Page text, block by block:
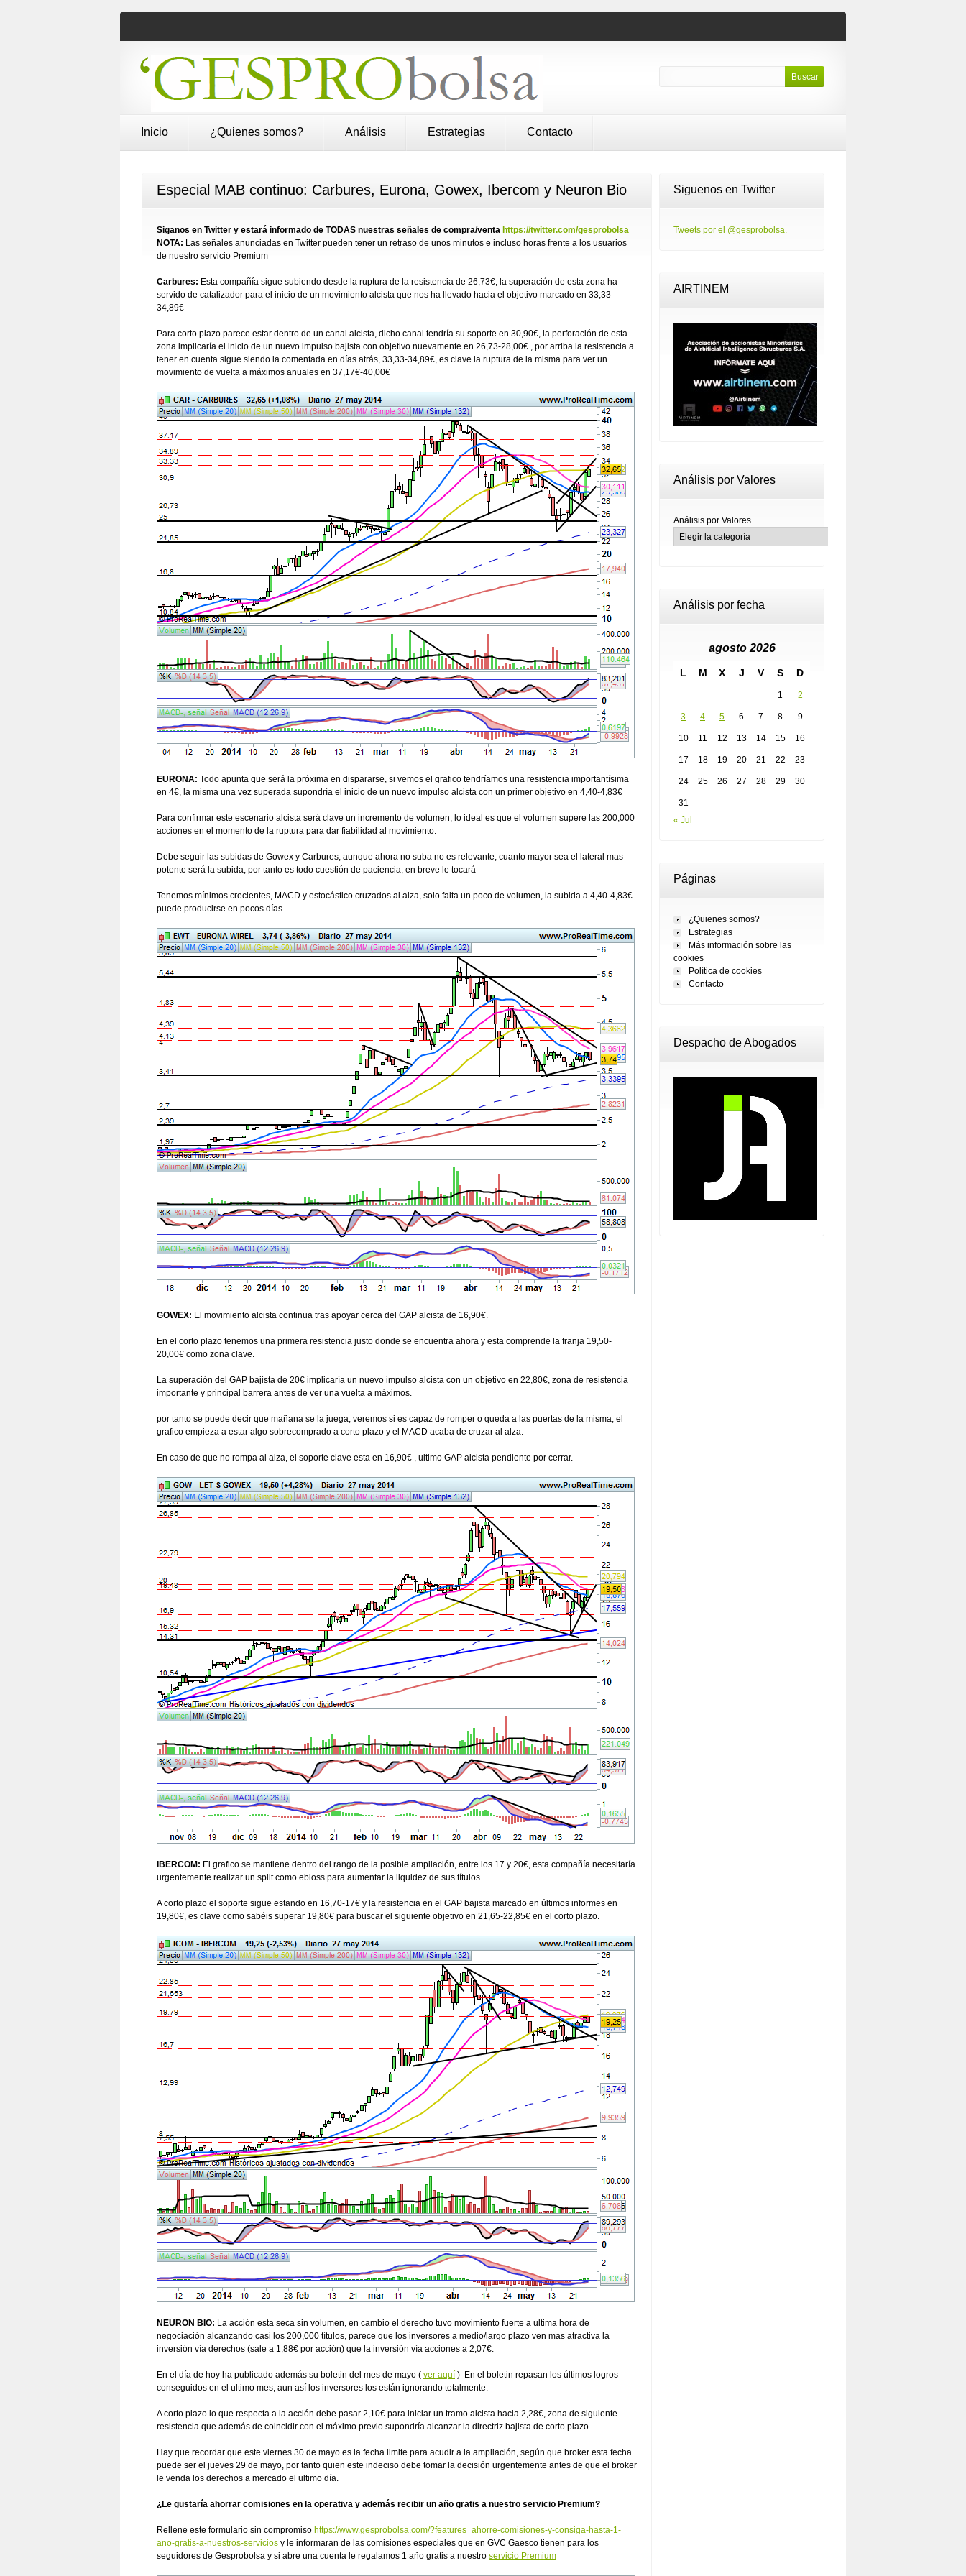
Inicio ¿Quienes somos? Análisis Estrategias Contacto
Especial MAB continuo: Carbures, Eurona, Gowex, Ibercom y Neuron Bio
Siganos en Twitter y estará informado de TODAS nuestras señales de compra/venta https://twitter.com/gesprobolsa
NOTA: Las señales anunciadas en Twitter pueden tener un retraso de unos minutos e incluso horas frente a los usuarios
de nuestro servicio Premium
Carbures: Esta compañía sigue subiendo desde la ruptura de la resistencia de 26,73€, la superación de esta zona ha
servido de catalizador para el inicio de un movimiento alcista que nos ha llevado hacia el objetivo marcado en 33,33-
34,89€
Para corto plazo parece estar dentro de un canal alcista, dicho canal tendría su soporte en 30,90€, la perforación de esta
zona implicaría el inicio de un nuevo impulso bajista con objetivo nuevamente en 26,73-28,00€ , por arriba la resistencia a
tener en cuenta sigue siendo la comentada en días atrás, 33,33-34,89€, es clave la ruptura de la misma para ver un
movimiento de vuelta a máximos anuales en 37,17€-40,00€
EURONA: Todo apunta que será la próxima en dispararse, si vemos el grafico tendríamos una resistencia importantísima
en 4€, la misma una vez superada supondría el inicio de un nuevo impulso alcista con un primer objetivo en 4,40-4,83€
Para confirmar este escenario alcista será clave un incremento de volumen, lo ideal es que el volumen supere las 200,000
acciones en el momento de la ruptura para dar fiabilidad al movimiento.
Debe seguir las subidas de Gowex y Carbures, aunque ahora no suba no es relevante, cuanto mayor sea el lateral mas
potente será la subida, por tanto es todo cuestión de paciencia, en breve le tocará
Tenemos mínimos crecientes, MACD y estocástico cruzados al alza, solo falta un poco de volumen, la subida a 4,40-4,83€
puede producirse en pocos días.
GOWEX: El movimiento alcista continua tras apoyar cerca del GAP alcista de 16,90€.
En el corto plazo tenemos una primera resistencia justo donde se encuentra ahora y esta comprende la franja 19,50-
20,00€ como zona clave.
La superación del GAP bajista de 20€ implicaría un nuevo impulso alcista con un objetivo en 22,80€, zona de resistencia
importante y principal barrera antes de ver una vuelta a máximos.
por tanto se puede decir que mañana se la juega, veremos si es capaz de romper o queda a las puertas de la misma, el
grafico empieza a estar algo sobrecomprado a corto plazo y el MACD acaba de cruzar al alza.
En caso de que no rompa al alza, el soporte clave esta en 16,90€ , ultimo GAP alcista pendiente por cerrar.
IBERCOM: El grafico se mantiene dentro del rango de la posible ampliación, entre los 17 y 20€, esta compañía necesitaría
urgentemente realizar un split como ebioss para aumentar la liquidez de sus títulos.
A corto plazo el soporte sigue estando en 16,70-17€ y la resistencia en el GAP bajista marcado en últimos informes en
19,80€, es clave como sabéis superar 19,80€ para buscar el siguiente objetivo en 21,65-22,85€ en el corto plazo.
NEURON BIO: La acción esta seca sin volumen, en cambio el derecho tuvo movimiento fuerte a ultima hora de
negociación alcanzando casi los 200,000 títulos, parece que los inversores a medio/largo plazo ven mas atractiva la
inversión vía derechos (sale a 1,88€ por acción) que la inversión vía acciones a 2,07€.
En el día de hoy ha publicado además su boletin del mes de mayo ( ver aquí ) En el boletin repasan los últimos logros
conseguidos en el ultimo mes, aun así los inversores los están ignorando totalmente.
A corto plazo lo que respecta a la acción debe pasar 2,10€ para iniciar un tramo alcista hacia 2,28€, zona de siguiente
resistencia que además de coincidir con el máximo previo supondría alcanzar la directriz bajista de corto plazo.
Hay que recordar que este viernes 30 de mayo es la fecha limite para acudir a la ampliación, según que broker esta fecha
puede ser el jueves 29 de mayo, por tanto quien este indeciso debe tomar la decisión urgentemente antes de que el broker
le venda los derechos a mercado el ultimo día.
¿Le gustaría ahorrar comisiones en la operativa y además recibir un año gratis a nuestro servicio Premium?
Rellene este formulario sin compromiso https://www.gesprobolsa.com/?features=ahorre-comisiones-y-consiga-hasta-1-
ano-gratis-a-nuestros-servicios y le informaran de las comisiones especiales que en GVC Gaesco tienen para los
seguidores de Gesprobolsa y si abre una cuenta le regalamos 1 año gratis a nuestro servicio Premium
Siguenos en Twitter
Tweets por el @gesprobolsa.
AIRTINEM
Análisis por Valores
Análisis por Valores
Análisis por fecha
agosto 2026
L M X J V S D
1 2
3 4 5 6 7 8 9
10 11 12 13 14 15 16
17 18 19 20 21 22 23
24 25 26 27 28 29 30
31
« Jul
Páginas
¿Quienes somos?
Estrategias
Más información sobre las
cookies
Política de cookies
Contacto
Despacho de Abogados